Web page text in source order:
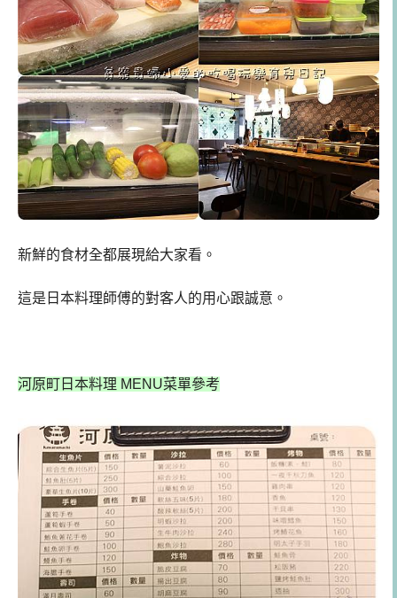
新鮮的食材全都展現給大家看。
這是日本料理師傅的對客人的用心跟誠意。
河原町日本料理 MENU菜單參考